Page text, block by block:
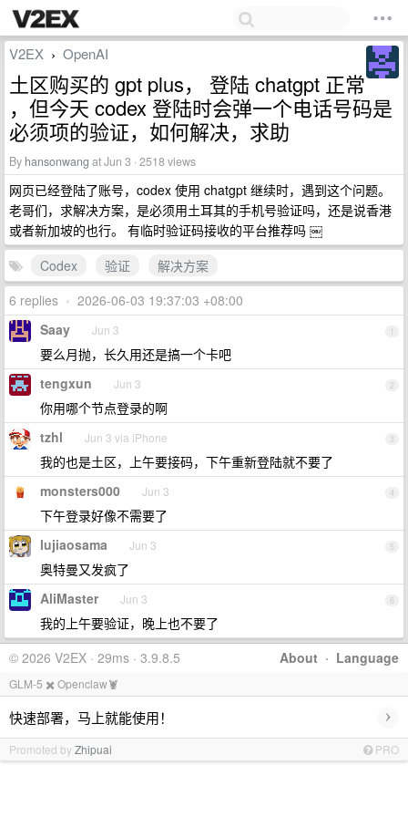
V2EX › OpenAI
土区购买的 gpt plus， 登陆 chatgpt 正常
，但今天 codex 登陆时会弹一个电话号码是
必须项的验证，如何解决，求助
By hansonwang at Jun 3 · 2518 views
网页已经登陆了账号，codex 使用 chatgpt 继续时，遇到这个问题。
老哥们，求解决方案，是必须用土耳其的手机号验证吗，还是说香港
或者新加坡的也行。 有临时验证码接收的平台推荐吗 ￼
Codex
验证
解决方案
6 replies • 2026-06-03 19:37:03 +08:00
1
Saay Jun 3
要么月抛，长久用还是搞一个卡吧
2
tengxun Jun 3
你用哪个节点登录的啊
3
tzhl Jun 3 via iPhone
我的也是土区，上午要接码，下午重新登陆就不要了
4
monsters000 Jun 3
下午登录好像不需要了
5
lujiaosama Jun 3
奥特曼又发疯了
6
AliMaster Jun 3
我的上午要验证，晚上也不要了
About · Language
© 2026 V2EX · 29ms · 3.9.8.5
GLM-5 ✖️ Openclaw🦞
快速部署，马上就能使用！ ›
Promoted byZhipuai PRO